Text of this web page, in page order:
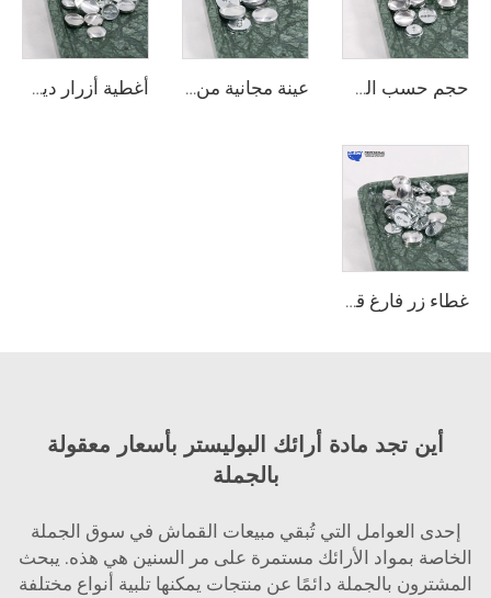
حجم حسب الطلب من وي جوي، غطاء معدني لزر الأريكة، إكسسوارات أثاث جديدة، قطع غيار عينة مجانية من وي جوي لأجزاء هاردوير الأثاث، زر انزلاق ديكوري بقطر 24 مم، زر تغطية ذاتي للسجاد أغطية أزرار ديكورات الأثاث بالجملة من وي جوي، أجزاء معدنية مقاومة للماء، قطع هاردوير، أزرار تغطية للأثاث
غطاء زر فارغ قابل للإزالة من وي جوي قابل لإعادة الاستخدام عملي أغطية أزرار زخرفية للأريكة
أين تجد مادة أرائك البوليستر بأسعار معقولة
بالجملة
إحدى العوامل التي تُبقي مبيعات القماش في سوق الجملة
الخاصة بمواد الأرائك مستمرة على مر السنين هي هذه. يبحث
المشترون بالجملة دائمًا عن منتجات يمكنها تلبية أنواع مختلفة